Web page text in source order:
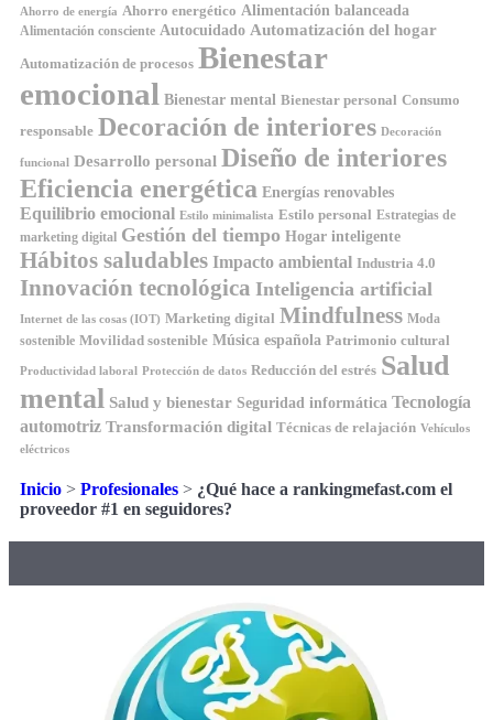
Ahorro de energía Ahorro energético Alimentación balanceada
Alimentación consciente Autocuidado Automatización del hogar
Automatización de procesos Bienestar
emocional Bienestar mental Bienestar personal Consumo
responsable Decoración de interiores Decoración
funcional Desarrollo personal Diseño de interiores
Eficiencia energética Energías renovables
Equilibrio emocional Estilo minimalista Estilo personal Estrategias de
marketing digital Gestión del tiempo Hogar inteligente
Hábitos saludables Impacto ambiental Industria 4.0
Innovación tecnológica Inteligencia artificial
Internet de las cosas (IOT) Marketing digital Mindfulness Moda
sostenible Movilidad sostenible Música española Patrimonio cultural
Productividad laboral Protección de datos Reducción del estrés Salud
mental Salud y bienestar Seguridad informática Tecnología
automotriz Transformación digital Técnicas de relajación Vehículos
eléctricos
Inicio > Profesionales > ¿Qué hace a rankingmefast.com el
proveedor #1 en seguidores?